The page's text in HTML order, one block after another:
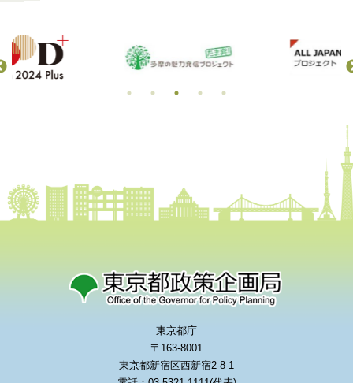
東京都庁
〒163-8001
東京都新宿区西新宿2-8-1